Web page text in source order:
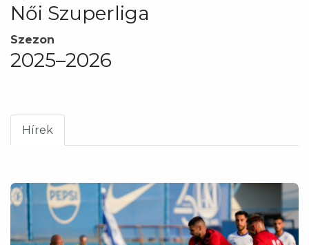
Női Szuperliga
Szezon
2025–2026
Hírek